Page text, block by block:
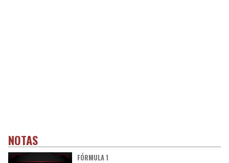
NOTAS
FÓRMULA 1